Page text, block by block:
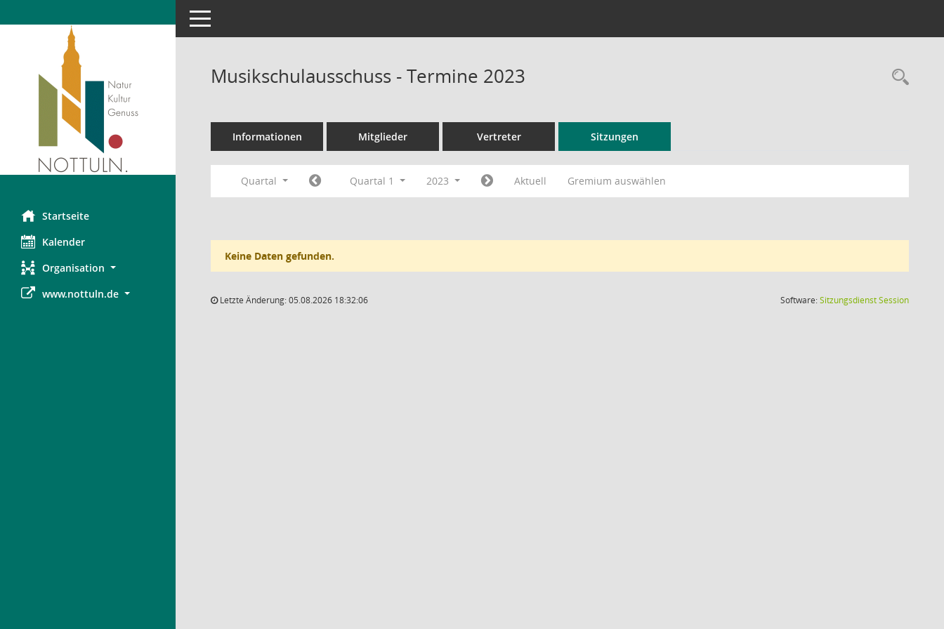
Startseite
Kalender
Organisation
www.nottuln.de
Toggle navigation
Musikschulausschuss - Termine 2023
Informationen Mitglieder Vertreter Sitzungen
Quartal Quartal 1 2023 Aktuell Gremium auswählen
Keine Daten gefunden.
Letzte Änderung: 05.08.2026 18:32:06 Software:SitzungsdienstSession(Wird in